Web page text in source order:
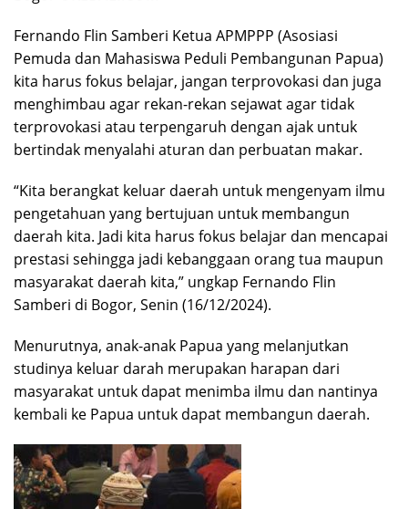
Fernando Flin Samberi Ketua APMPPP (Asosiasi
Pemuda dan Mahasiswa Peduli Pembangunan Papua)
kita harus fokus belajar, jangan terprovokasi dan juga
menghimbau agar rekan-rekan sejawat agar tidak
terprovokasi atau terpengaruh dengan ajak untuk
bertindak menyalahi aturan dan perbuatan makar.
“Kita berangkat keluar daerah untuk mengenyam ilmu
pengetahuan yang bertujuan untuk membangun
daerah kita. Jadi kita harus fokus belajar dan mencapai
prestasi sehingga jadi kebanggaan orang tua maupun
masyarakat daerah kita,” ungkap Fernando Flin
Samberi di Bogor, Senin (16/12/2024).
Menurutnya, anak-anak Papua yang melanjutkan
studinya keluar darah merupakan harapan dari
masyarakat untuk dapat menimba ilmu dan nantinya
kembali ke Papua untuk dapat membangun daerah.